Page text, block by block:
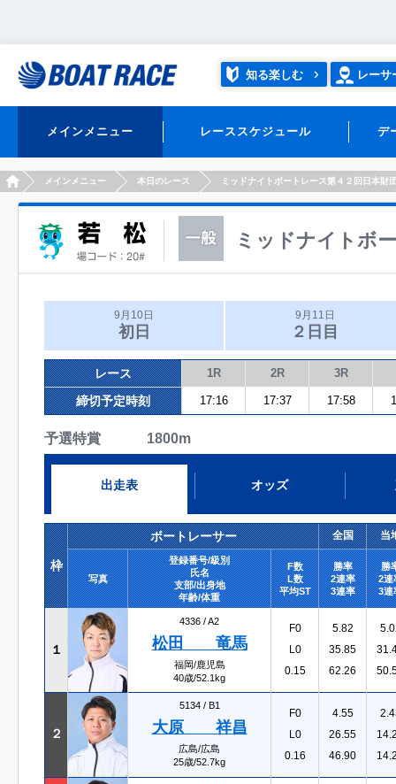
知る楽しむ レーサ
メインメニュー レーススケジュール デ
HOMEメインメニュー 本日のレース ミッドナイトボートレース第４２回日本財
ミッドナイトボ
9月10日
初日
9月11日
２日目
レース 1R 2R 3R
締切予定時刻 17:16 17:37 17:58
予選特賞 1800m
出走表 オッズ
枠
ボートレーサー 全国 当
写真
登録番号/級別
氏名
支部/出身地
年齢/体重
F数
L数
平均ST
勝率
2連率
3連率
勝
2連
3連
１
4336 /A2
松田 竜馬
福岡/鹿児島
40歳/52.1kg
F0
L0
0.15
5.82
35.85
62.26
２
5134 / B1
大原 祥昌
広島/広島
25歳/52.7kg
F0
L0
0.16
4.55
26.55
46.90